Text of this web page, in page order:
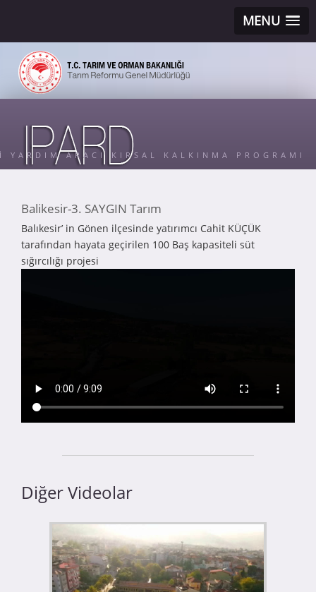
MENU
ARACI KIRSAL KALKINMA PROGRAMI
Balikesir-3. SAYGIN Tarım
Balıkesir’ in Gönen ilçesinde yatırımcı Cahit KÜÇÜK
tarafından hayata geçirilen 100 Baş kapasiteli süt
sığırcılığı projesi
Diğer Videolar